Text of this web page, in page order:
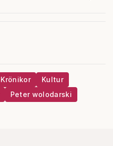
Krönikor
Kultur
Peter wolodarski